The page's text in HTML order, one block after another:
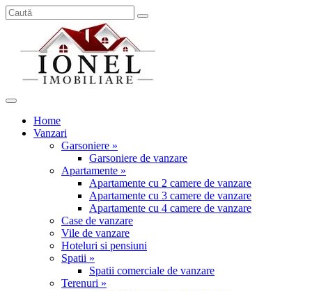
Home
Vanzari
Garsoniere »
Garsoniere de vanzare
Apartamente »
Apartamente cu 2 camere de vanzare
Apartamente cu 3 camere de vanzare
Apartamente cu 4 camere de vanzare
Case de vanzare
Vile de vanzare
Hoteluri si pensiuni
Spatii »
Spatii comerciale de vanzare
Terenuri »